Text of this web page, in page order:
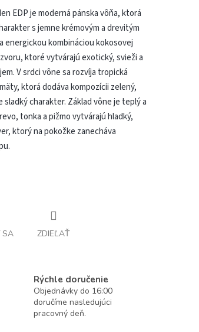
EDP je moderná pánska vôňa, ktorá
s jemne krémovým a drevitým
energickou kombináciou kokosovej
ktoré vytvárajú exotický, svieži a
V srdci vône sa rozvíja tropická
ktorá dodáva kompozícii zelený,
sladký charakter. Základ vône je teplý a
tonka a pižmo vytvárajú hladký,
ktorý na pokožke zanecháva
SA ZDIEĽAŤ
Rýchle doručenie
Objednávky do 16:00
doručíme nasledujúci
pracovný deň.